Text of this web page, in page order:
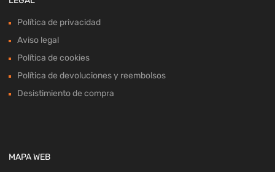
Política de privacidad
Aviso legal
Política de cookies
Política de devoluciones y reembolsos
Desistimiento de compra
MAPA WEB